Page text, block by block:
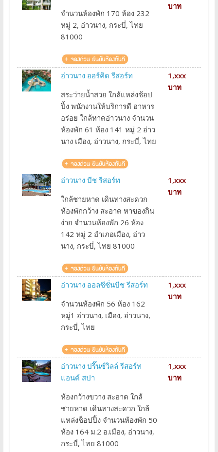
จำนวนห้องพัก 170 ห้อง 232
หมู่ 2, อ่าวนาง, กระบี่, ไทย
81000
บาท
อ่าวนาง ออร์คิด รีสอร์ท
สระว่ายน้ำสวย ใกล้แหล่งช้อป
ปิ้ง พนักงานให้บริการดี อาหาร
อร่อย ใกล้หาดอ่าวนาง จำนวน
ห้องพัก 61 ห้อง 141 หมู่ 2 อ่าว
นาง เมือง, อ่าวนาง, กระบี่, ไทย
1,xxx
บาท
อ่าวนาง บีช รีสอร์ท
ใกล้ชายหาด เดินทางสะดวก
ห้องพักกว้าง สะอาด หาของกิน
ง่าย จำนวนห้องพัก 26 ห้อง
142 หมู่ 2 อำเภอเมือง, อ่าว
นาง, กระบี่, ไทย 81000
1,xxx
บาท
อ่าวนาง ออลซีซั่นบีช รีสอร์ท
จำนวนห้องพัก 56 ห้อง 162
หมู่1 อ่าวนาง, เมือง, อ่าวนาง,
กระบี่, ไทย
1,xxx
บาท
อ่าวนาง ปริ๊นซ์วิลล์ รีสอร์ท
แอนด์ สปา
ห้องกว้างขวาง สะอาด ใกล้
ชายหาด เดินทางสะดวก ใกล้
แหล่งช็อปปิ้ง จำนวนห้องพัก 50
ห้อง 164 ม.2 อ.เมือง, อ่าวนาง,
กระบี่, ไทย 81000
1,xxx
บาท